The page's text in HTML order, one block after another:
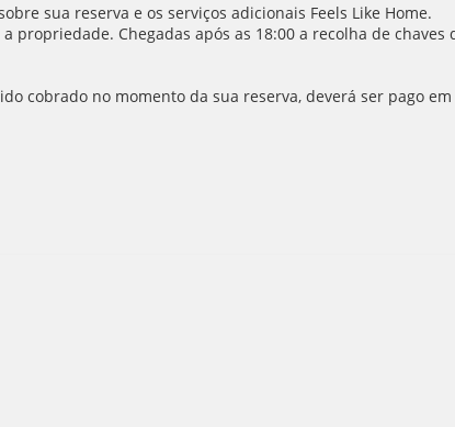
sua reserva e os serviços adicionais Feels Like Home.
Chegadas após as 18:00 a recolha de chaves
cobrado no momento da sua reserva, deverá ser pago